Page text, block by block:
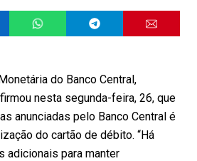
do Banco Central,
nesta segunda-feira, 26, que
anunciadas pelo Banco Central é
do cartão de débito. “Há
adicionais para manter